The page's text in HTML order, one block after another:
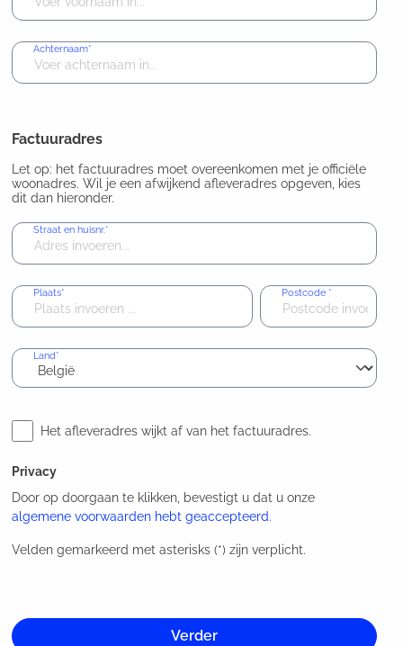
Achternaam*
Factuuradres
Let op: het factuuradres moet overeenkomen met je officiële
woonadres. Wil je een afwijkend afleveradres opgeven, kies
dit dan hieronder.
Straat en huisnr.*
Plaats* Postcode *
Land*
Het afleveradres wijkt af van het factuuradres.
Privacy
Door op doorgaan te klikken, bevestigt u dat u onze
algemene voorwaarden hebt geaccepteerd.
Velden gemarkeerd met asterisks (*) zijn verplicht.
Verder